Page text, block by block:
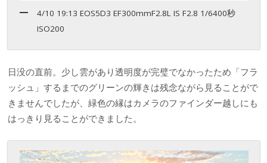
4/10 19:13 EOS5D3 EF300mmF2.8L IS F2.8 1/6400秒
ISO200
日没の直前。少し雲があり透明度が完璧でなかったため「フラ
ッシュ」するまでのグリーンの輝きは残念ながら見ることがで
きませんでしたが、緑色の縁はカメラのファインダー越しにも
はっきり見ることができました。